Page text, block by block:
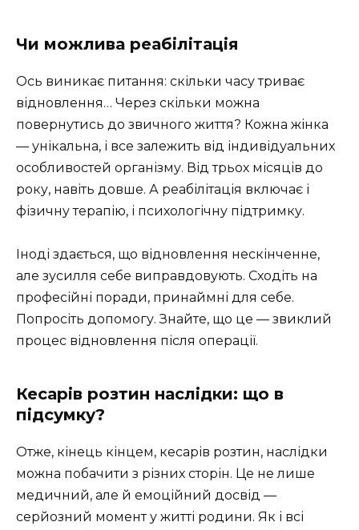
Чи можлива реабілітація
Ось виникає питання: скільки часу триває
відновлення… Через скільки можна
повернутись до звичного життя? Кожна жінка
— унікальна, і все залежить від індивідуальних
особливостей організму. Від трьох місяців до
року, навіть довше. А реабілітація включає і
фізичну терапію, і психологічну підтримку.
Іноді здається, що відновлення нескінченне,
але зусилля себе виправдовують. Сходіть на
професійні поради, принаймні для себе.
Попросіть допомогу. Знайте, що це — звиклий
процес відновлення після операції.
Кесарів розтин наслідки: що в
підсумку?
Отже, кінець кінцем, кесарів розтин, наслідки
можна побачити з різних сторін. Це не лише
медичний, але й емоційний досвід —
серйозний момент у житті родини. Як і всі